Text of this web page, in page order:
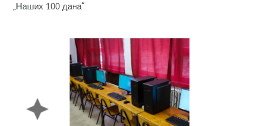
„Наших 100 дана“